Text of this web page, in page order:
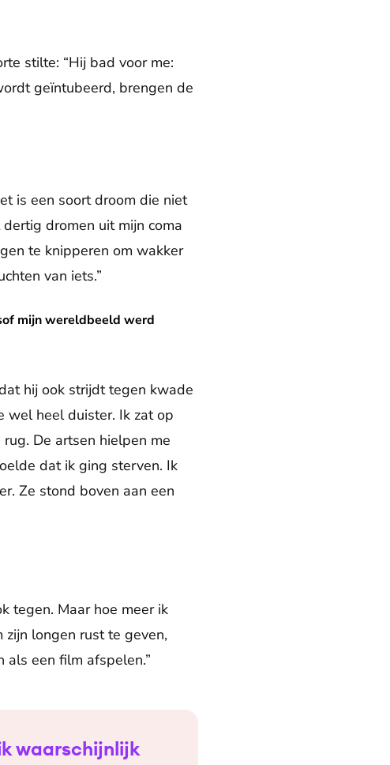
stilte: “Hij bad voor me:
geïntubeerd, brengen de
is een soort droom die niet
dromen uit mijn coma
te knipperen om wakker
van iets.”
mijn wereldbeeld werd
werd gesloopt’
hij ook strijdt tegen kwade
wel heel duister. Ik zat op
De artsen hielpen me
dat ik ging sterven. Ik
Ze stond boven aan een
tegen. Maar hoe meer ik
longen rust te geven,
als een film afspelen.”
waarschijnlijk